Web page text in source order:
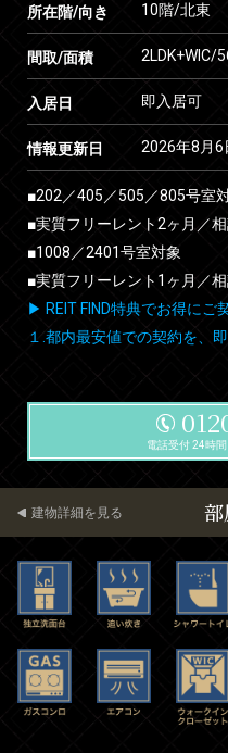
所在階/向き 10階/北東
間取/面積 2LDK+WIC/
入居日 即入居可
情報更新日 2026年8月6
■202／405／505／805号室
■実質フリーレント2ヶ月／
■1008／2401号室対象
■実質フリーレント1ヶ月／
▶ REIT FIND特典でお得にご
１.都内最安値での契約を、
電話受付 24時
建物詳細を見る